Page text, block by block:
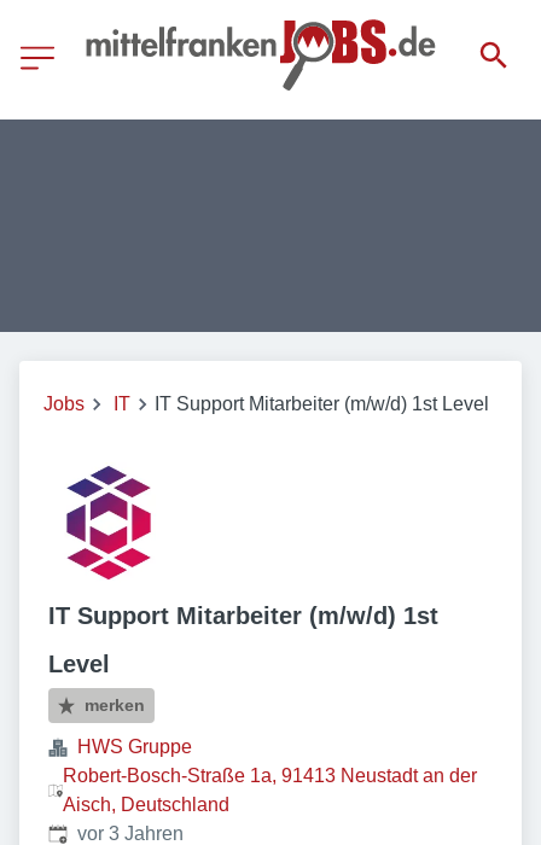
Jobs IT IT Support Mitarbeiter (m/w/d) 1st Level
IT Support Mitarbeiter (m/w/d) 1st
Level
merken
HWS Gruppe
Robert-Bosch-Straße 1a, 91413 Neustadt an der
Aisch, Deutschland
Veröffentlicht:
vor 3 Jahren